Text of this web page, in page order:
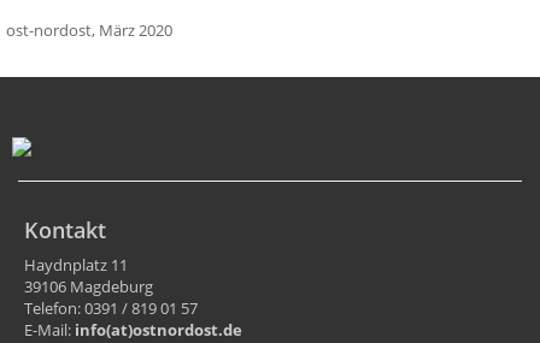
ost-nordost, März 2020
Kontakt
Haydnplatz 11
39106 Magdeburg
Telefon: 0391 / 819 01 57
E-Mail: info(at)ostnordost.de